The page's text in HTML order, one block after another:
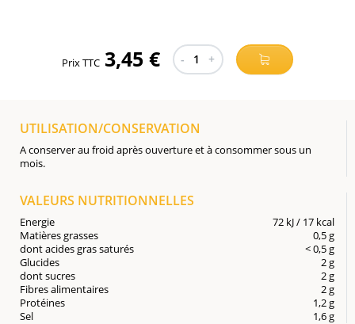
Prix TTC 3,45 € - 1 +
UTILISATION/CONSERVATION
A conserver au froid après ouverture et à consommer sous un
mois.
VALEURS NUTRITIONNELLES
Energie
72 kJ / 17 kcal
Matières grasses
0,5 g
dont acides gras saturés
< 0,5 g
Glucides
2 g
dont sucres
2 g
Fibres alimentaires
2 g
Protéines
1,2 g
Sel
1,6 g